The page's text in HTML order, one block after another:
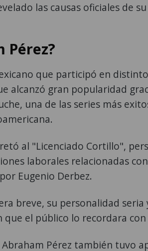
las causas oficiales de
Pérez?
que participó en
alcanzó gran popularidad
una de las series más
al "Licenciado Cortillo",
laborales relacionadas
Eugenio Derbez.
breve, su personalidad seria
el público lo recordara con
Abraham Pérez también tuvo